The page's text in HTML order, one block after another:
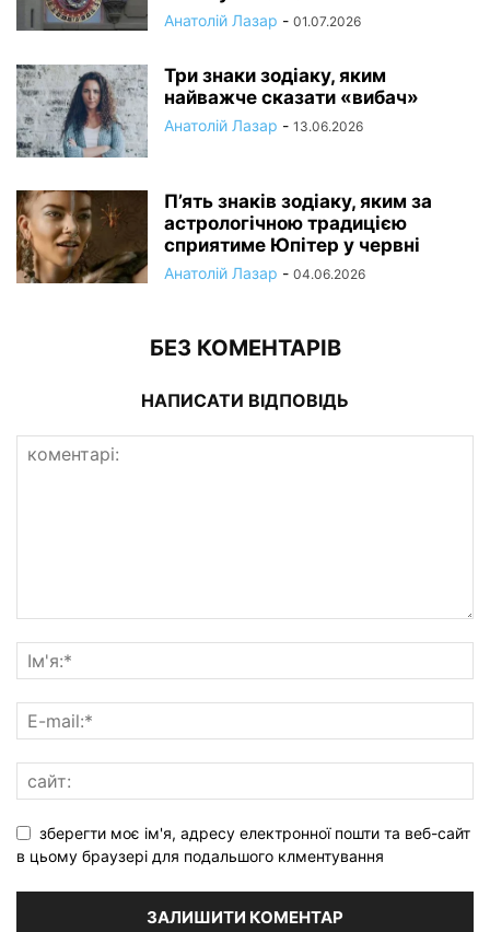
Анатолій Лазар - 01.07.2026
Три знаки зодіаку, яким
найважче сказати «вибач»
Анатолій Лазар - 13.06.2026
П’ять знаків зодіаку, яким за
астрологічною традицією
сприятиме Юпітер у червні
Анатолій Лазар - 04.06.2026
БЕЗ КОМЕНТАРІВ
НАПИСАТИ ВІДПОВІДЬ
зберегти моє ім'я, адресу електронної пошти та веб-сайт
в цьому браузері для подальшого клментування